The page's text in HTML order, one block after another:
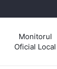
Monitorul
Oficial Local